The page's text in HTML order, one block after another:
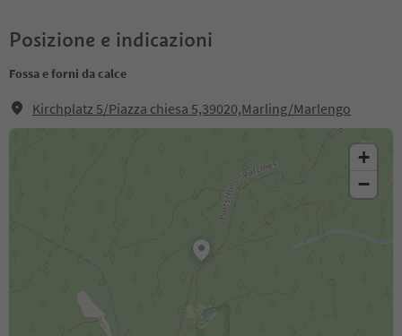
Posizione e indicazioni
Fossa e forni da calce
Kirchplatz 5/Piazza chiesa 5,39020,Marling/Marlengo
+
−